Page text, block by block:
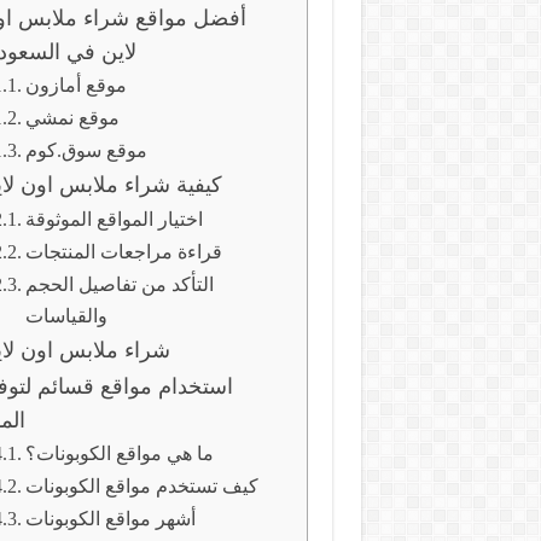
أفضل مواقع شراء ملابس
لاين في
موقع أمازون
موقع نمشي
موقع سوق.كوم
كيفية شراء ملابس اون
اختيار المواقع الموثوقة
قراءة مراجعات المنتجات
التأكد من تفاصيل الحجم
والقياسات
شراء ملابس اون
استخدام مواقع قسائم
ما هي مواقع الكوبونات؟
كيف تستخدم مواقع الكوبونات
أشهر مواقع الكوبونات